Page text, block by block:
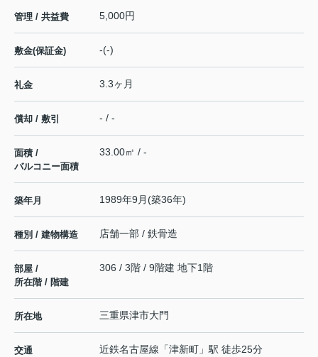
管理 / 共益費 5,000円
敷金(保証金) -(-)
礼金 3.3ヶ月
償却 / 敷引 - / -
面積 /
バルコニー面積
33.00㎡ / -
築年月 1989年9月(築36年)
種別 / 建物構造 店舗一部 / 鉄骨造
部屋 /
所在階 / 階建
306 / 3階 / 9階建 地下1階
所在地 三重県津市大門
交通 近鉄名古屋線 「津新町 」駅 徒歩25分